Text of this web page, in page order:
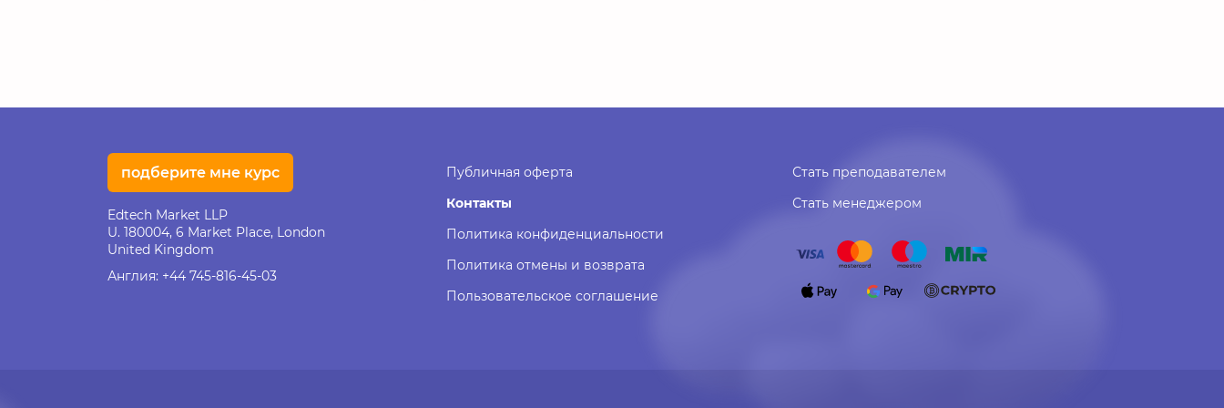
подберите мне курс
Edtech Market LLP
U. 180004, 6 Market Place, London
United Kingdom
Англия: +44 745-816-45-03
Публичная оферта
Контакты
Политика конфиденциальности
Политика отмены и возврата
Пользовательское соглашение
Стать преподавателем
Стать менеджером